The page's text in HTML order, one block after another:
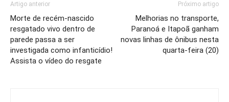
Artigo anterior
Morte de recém-nascido
resgatado vivo dentro de
parede passa a ser
investigada como infanticídio!
Assista o vídeo do resgate
Próximo artigo
Melhorias no transporte,
Paranoá e Itapoã ganham
novas linhas de ônibus nesta
quarta-feira (20)